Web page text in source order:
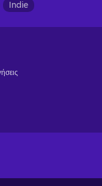
Indie